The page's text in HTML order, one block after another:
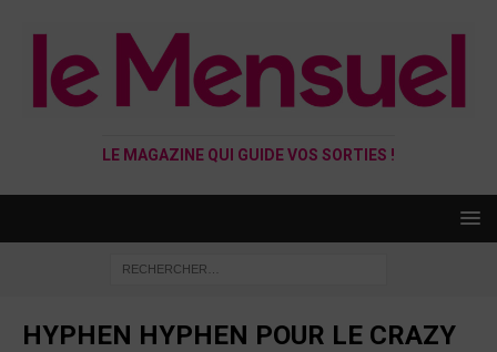
LE MAGAZINE QUI GUIDE VOS SORTIES !
HYPHEN HYPHEN POUR LE CRAZY